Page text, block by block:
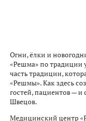
Огни, ёлки и
«Решма» по традиции
часть традиции,
«Решмы». Как здесь
гостей, пациентов — и
Швецов.
Медицинский центр